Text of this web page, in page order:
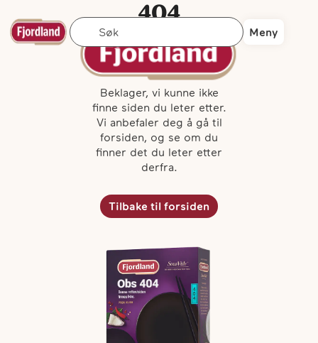
Søk
Meny
404
Siden finnes
ikke ...
Beklager, vi kunne ikke
finne siden du leter etter.
Vi anbefaler deg å gå til
forsiden, og se om du
finner det du leter etter
derfra.
Tilbake til forsiden